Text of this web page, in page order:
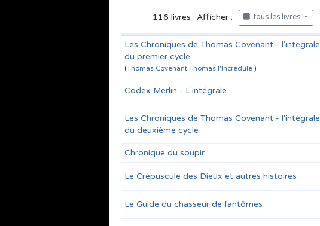
116 livres Afficher : tous les livres
Les Chroniques de Thomas Covenant - l'intégrale
du premier cycle
(Thomas Covenant Thomas l'Incrédule )
Codex Merlin - L'intégrale
Les Chroniques de Thomas Covenant - l'intégrale
du deuxième cycle
Chronique du soupir
Le Crépuscule des Dieux et autres histoires
Le Guide du chasseur de fantômes